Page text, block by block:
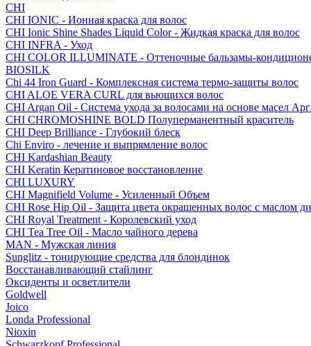
CHI
CHI IONIC - Ионная краска для волос
CHI Ionic Shine Shades Liquid Color - Жидкая краска для волос
CHI INFRA - Уход
CHI COLOR ILLUMINATE - Оттеночные бальзамы-
BIOSILK
Chi 44 Iron Guard - Комплексная система термо-защиты волос
CHI ALOE VERA CURL для вьющихся волос
CHI Argan Oil - Cистема ухода за волосами на основе масел
CHI CHROMOSHINE BOLD Полуперманентный краситель
CHI Deep Brilliance - Глубокий блеск
Chi Enviro - лечение и выпрямление волос
CHI Kardashian Beauty
CHI Keratin Кератиновое восстановление
CHI LUXURY
CHI Magnifield Volume - Усиленный Объем
CHI Rose Hip Oil - Защита цвета окрашенных волос с маслом
CHI Royal Treatment - Королевский уход
CHI Tea Tree Oil - Масло чайного дерева
MAN - Мужская линия
Sunglitz - тонирующие средства для блондинок
Восстанавливающий стайлинг
Оксиденты и осветлители
Goldwell
Joico
Londa Professional
Nioxin